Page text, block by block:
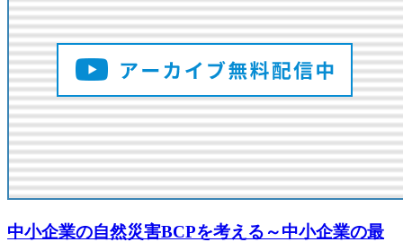
中小企業の自然災害BCPを考える～中小企業の最